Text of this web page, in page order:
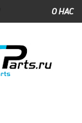
О НАС